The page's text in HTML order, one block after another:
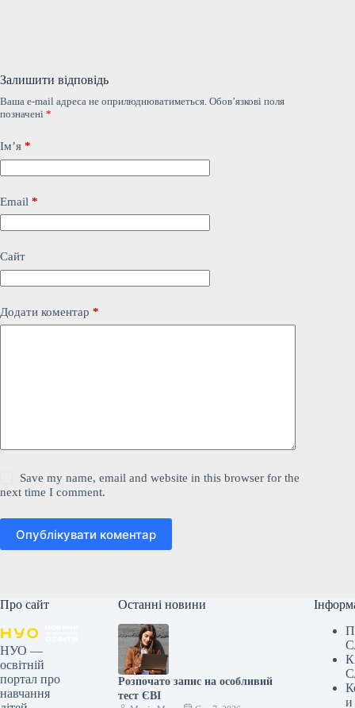
Залишити відповідь
Ваша e-mail адреса не оприлюднюватиметься. Обов’язкові поля
позначені *
Ім’я *
Email *
Сайт
Додати коментар *
Save my name, email and website in this browser for the
next time I comment.
Опублікувати коментар
Про сайт
НУО —
освітній
портал про
навчання
Останні новини
Розпочато запис на особливий
тест ЄВІ
и